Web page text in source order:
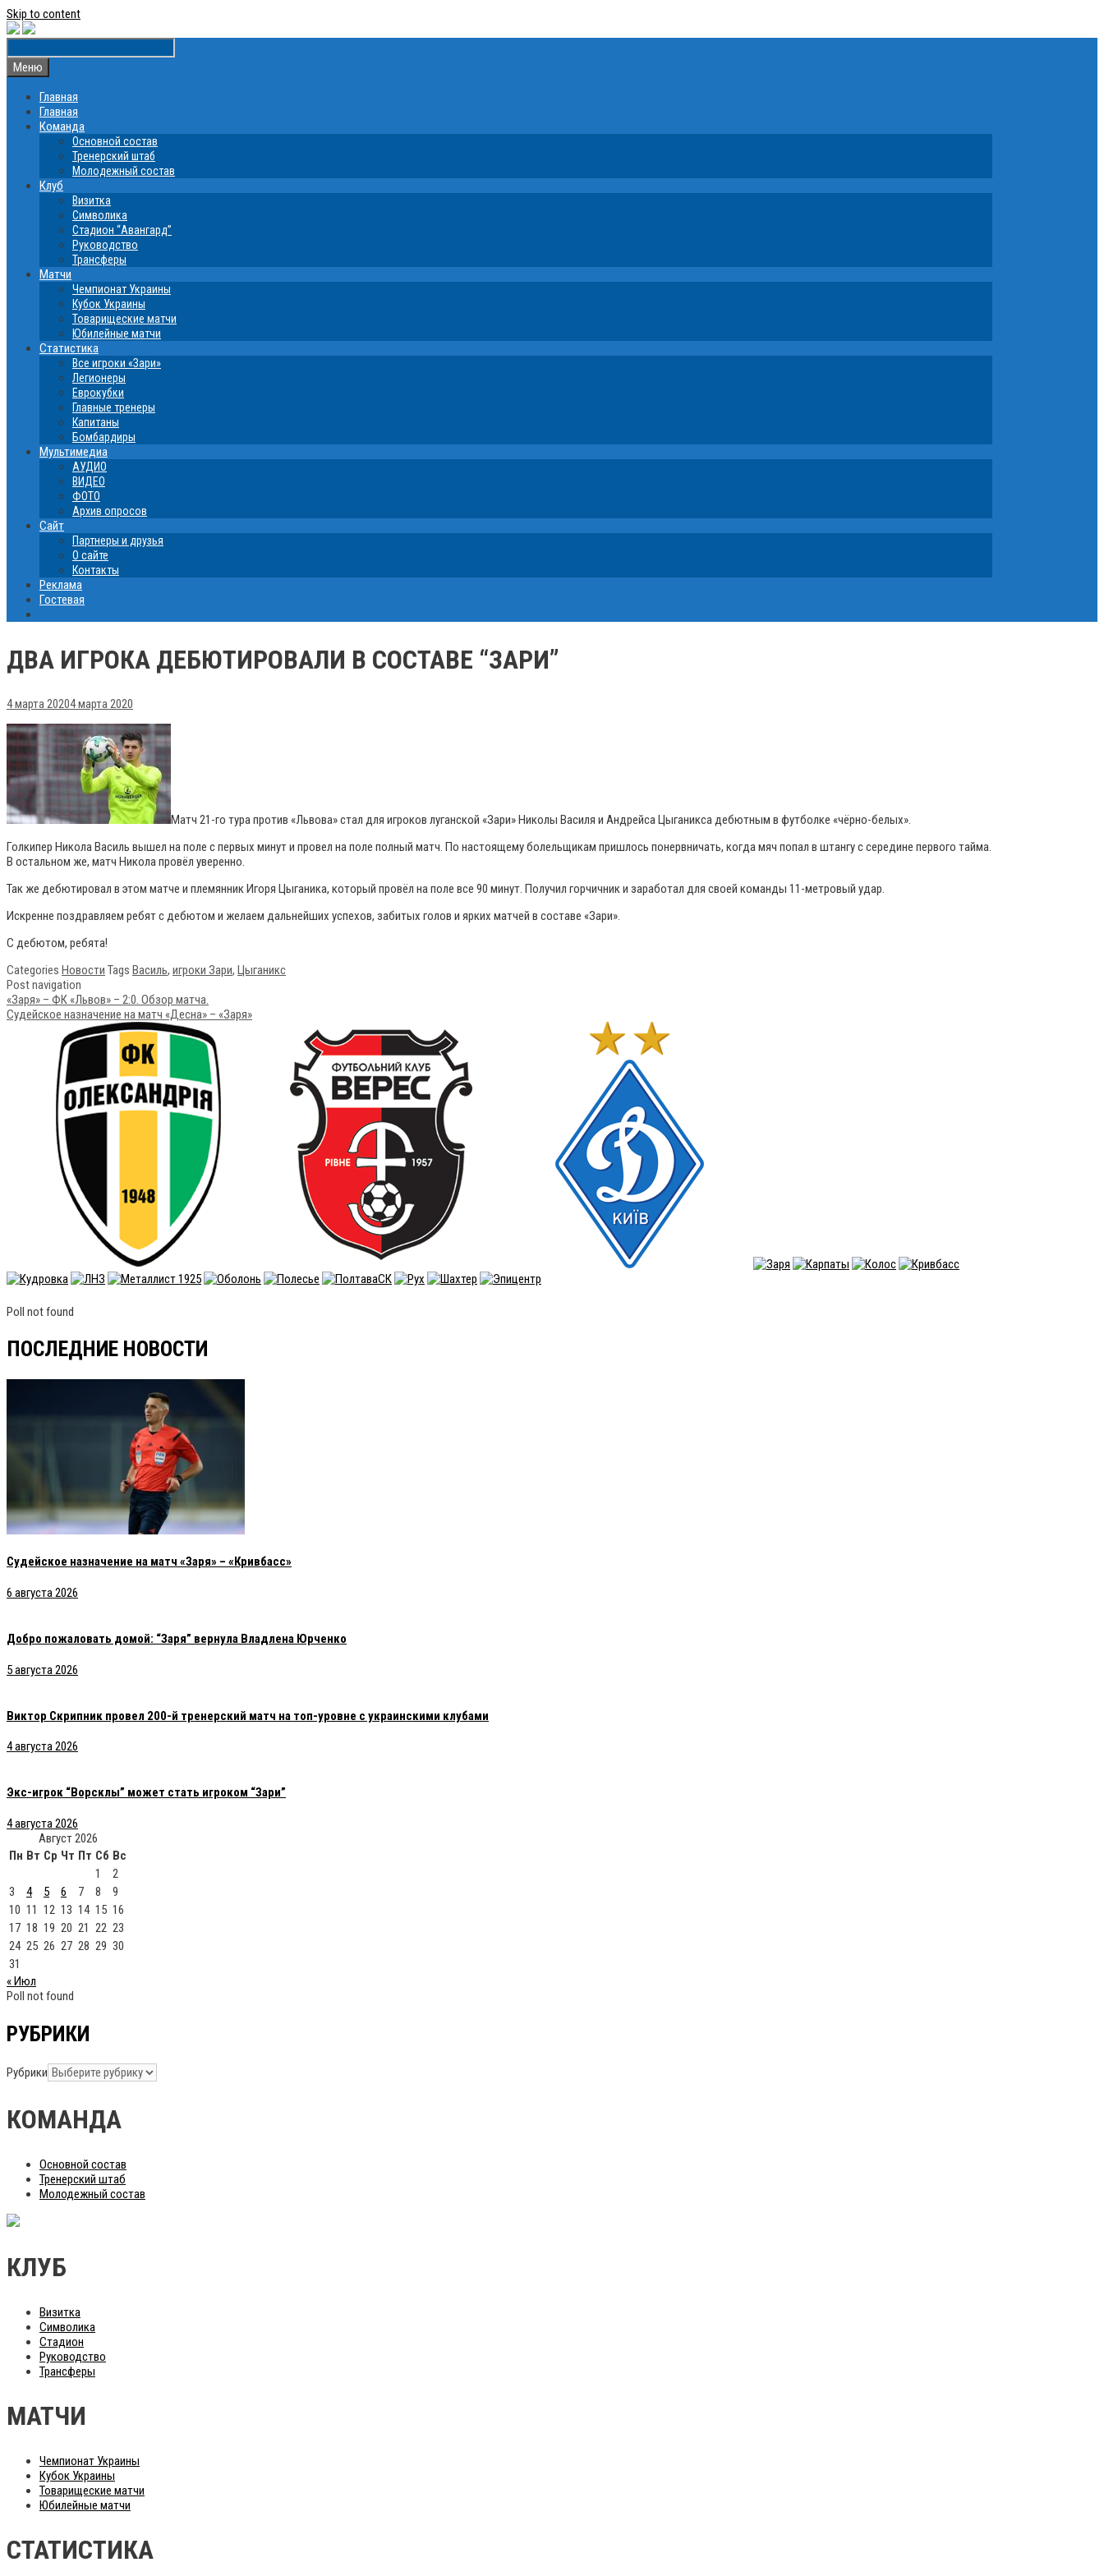
Skip to content
Меню
Главная
Главная
Команда
Основной состав
Тренерский штаб
Молодежный состав
Клуб
Визитка
Символика
Стадион “Авангард”
Руководство
Трансферы
Матчи
Чемпионат Украины
Кубок Украины
Товарищеские матчи
Юбилейные матчи
Статистика
Все игроки «Зари»
Легионеры
Еврокубки
Главные тренеры
Капитаны
Бомбардиры
Мультимедиа
АУДИО
ВИДЕО
ФОТО
Архив опросов
Сайт
Партнеры и друзья
О сайте
Контакты
Реклама
Гостевая
ДВА ИГРОКА ДЕБЮТИРОВАЛИ В СОСТАВЕ “ЗАРИ”
4 марта 20204 марта 2020
Матч 21-го тура против «Львова» стал для игроков луганской «Зари» Николы Василя и Андрейса Цыганикса дебютным в футболке «чёрно-белых».
Голкипер Никола Василь вышел на поле с первых минут и провел на поле полный матч. По настоящему болельщикам пришлось понервничать, когда мяч попал в штангу с середине первого тайма.
В остальном же, матч Никола провёл уверенно.
Так же дебютировал в этом матче и племянник Игоря Цыганика, который провёл на поле все 90 минут. Получил горчичник и заработал для своей команды 11-метровый удар.
Искренне поздравляем ребят с дебютом и желаем дальнейших успехов, забитых голов и ярких матчей в составе «Зари».
С дебютом, ребята!
Categories Новости Tags Василь, игроки Зари, Цыганикс
Post navigation
«Заря» – ФК «Львов» – 2:0. Обзор матча.
Судейское назначение на матч «Десна» – «Заря»
Poll not found
ПОСЛЕДНИЕ НОВОСТИ
Судейское назначение на матч «Заря» – «Кривбасс»
6 августа 2026
Добро пожаловать домой: “Заря” вернула Владлена Юрченко
5 августа 2026
Виктор Скрипник провел 200-й тренерский матч на топ-уровне с украинскими клубами
4 августа 2026
Экс-игрок “Ворсклы” может стать игроком “Зари”
4 августа 2026
Август 2026
Пн Вт Ср Чт Пт Сб Вс
1
2
3
4 5 6 7 8
9
10 11 12 13 14 15 16
17 18 19 20 21 22 23
24 25 26 27 28 29 30
31
« Июл
Poll not found
РУБРИКИ
Рубрики
КОМАНДА
Основной состав
Тренерский штаб
Молодежный состав
КЛУБ
Визитка
Символика
Стадион
Руководство
Трансферы
МАТЧИ
Чемпионат Украины
Кубок Украины
Товарищеские матчи
Юбилейные матчи
СТАТИСТИКА